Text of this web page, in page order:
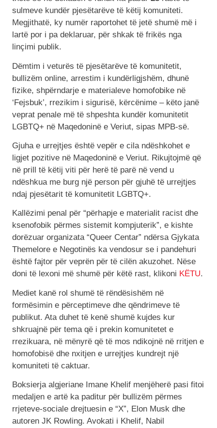
sulmeve kundër pjesëtarëve të këtij komuniteti.
Megjithatë, ky numër raportohet të jetë shumë më i
lartë por i pa deklaruar, për shkak të frikës nga
linçimi publik.
Dëmtim i veturës të pjesëtarëve të komunitetit,
bullizëm online, arrestim i kundërligjshëm, dhunë
fizike, shpërndarje e materialeve homofobike në
‘Fejsbuk’, rrezikim i sigurisë, kërcënime – këto janë
veprat penale më të shpeshta kundër komunitetit
LGBTQ+ në Maqedoninë e Veriut, sipas MPB-së.
Gjuha e urrejtjes është vepër e cila ndëshkohet e
ligjet pozitive në Maqedoninë e Veriut. Rikujtojmë që
në prill të këtij viti për herë të parë në vend u
ndëshkua me burg një person për gjuhë të urrejtjes
ndaj pjesëtarit të komunitetit LGBTQ+.
Kallëzimi penal për “përhapje e materialit racist dhe
ksenofobik përmes sistemit kompjuterik”, e kishte
dorëzuar organizata “Queer Centar” ndërsa Gjykata
Themelore e Negotinës ka vendosur se i pandehuri
është fajtor për veprën për të cilën akuzohet. Nëse
doni të lexoni më shumë për këtë rast, klikoni KËTU.
Mediet kanë rol shumë të rëndësishëm në
formësimin e përceptimeve dhe qëndrimeve të
publikut. Ata duhet të kenë shumë kujdes kur
shkruajnë për tema që i prekin komunitetet e
rrezikuara, në mënyrë që të mos ndikojnë në rritjen e
homofobisë dhe nxitjen e urrejtjes kundrejt një
komuniteti të caktuar.
Boksierja algjeriane Imane Khelif menjëherë pasi fitoi
medaljen e artë ka paditur për bullizëm përmes
rrjeteve-sociale drejtuesin e “X”, Elon Musk dhe
autoren JK Rowling. Avokati i Khelif, Nabil